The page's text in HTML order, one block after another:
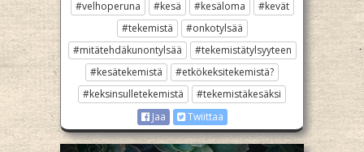
#velhoperuna #kesä #kesäloma
#kevät
#tekemistä
#onkotylsää
#mitätehdäkunontylsää
#tekemistätylsyyteen
#kesätekemistä
#etkökeksitekemistä?
#keksinsulletekemistä
#tekemistäkesäksi
Jaa
Twiittaa